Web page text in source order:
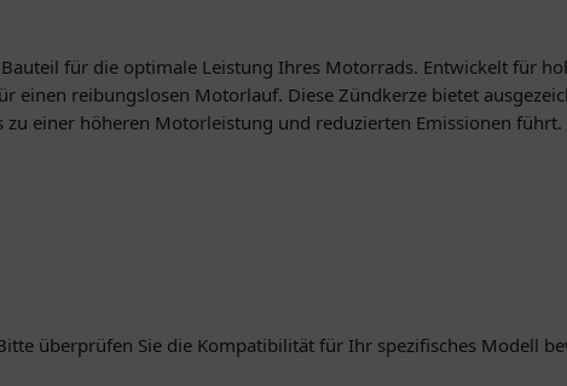
für die optimale Leistung Ihres Motorrads. Entwickelt für
reibungslosen Motorlauf. Diese Zündkerze bietet
einer höheren Motorleistung und reduzierten Emissionen führt.
überprüfen Sie die Kompatibilität für Ihr spezifisches Modell